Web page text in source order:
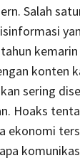
Salah
konten
sering
Hoaks
ekonomi